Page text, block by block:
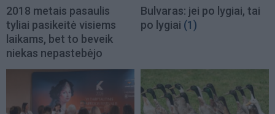
2018 metais pasaulis
tyliai pasikeitė visiems
laikams, bet to beveik
niekas nepastebėjo
Bulvaras: jei po lygiai, tai
po lygiai (1)